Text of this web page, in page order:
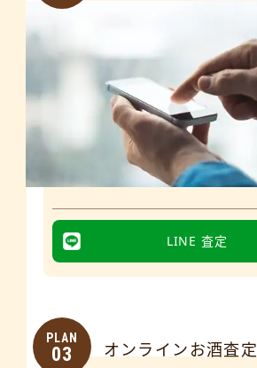
LINE 査定
PLAN
03 オンラインお酒査定